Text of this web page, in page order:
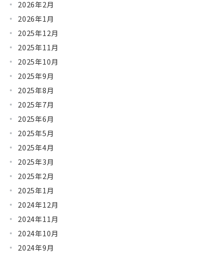
2026年2月
2026年1月
2025年12月
2025年11月
2025年10月
2025年9月
2025年8月
2025年7月
2025年6月
2025年5月
2025年4月
2025年3月
2025年2月
2025年1月
2024年12月
2024年11月
2024年10月
2024年9月